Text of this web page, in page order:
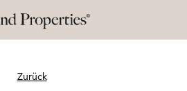
Zurück